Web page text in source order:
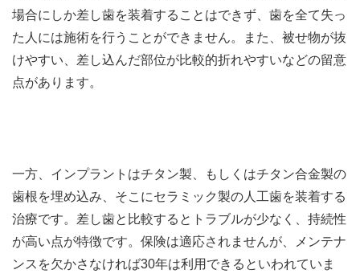
場合にしか差し歯を装着することはできず、歯を全て失っ
た人には施術を行うことができません。また、被せ物が抜
けやすい、差し込んだ部位が比較的折れやすいなどの留意
点があります。
一方、インプラントはチタン製、もしくはチタン合金製の
歯根を埋め込み、そこにセラミック製の人工歯を装着する
治療です。差し歯と比較するとトラブルが少なく、持続性
が高い点が特徴です。保険は適応されませんが、メンテナ
ンスを欠かさなければ30年は利用できるといわれていま